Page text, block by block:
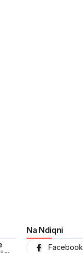
Na Ndiqni
Facebook